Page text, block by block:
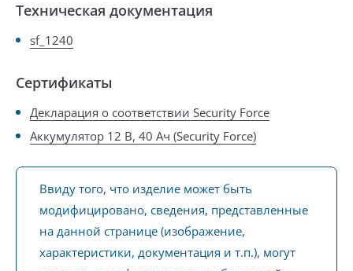
Техническая документация
sf_1240
Сертификаты
Декларация о соответствии Security Force
Аккумулятор 12 В, 40 Ач (Security Force)
Ввиду того, что изделие может быть
модифицировано, сведения, представленные
на данной странице (изображение,
характеристики, документация и т.п.), могут